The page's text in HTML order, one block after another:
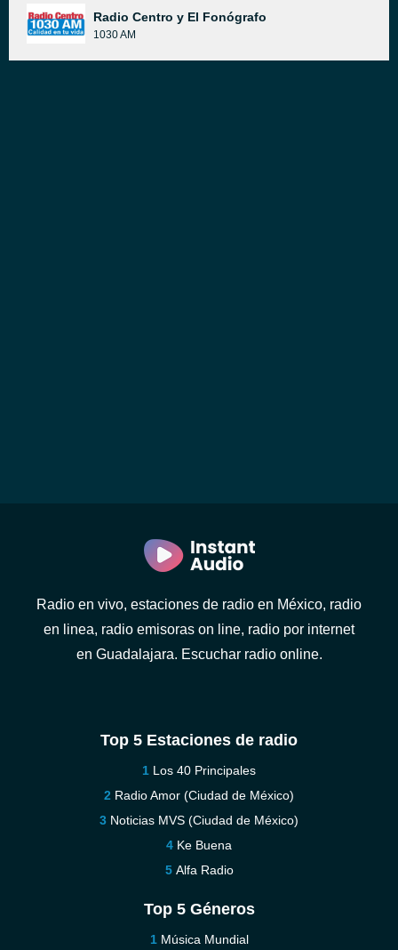
Radio Centro y El Fonógrafo
1030 AM
Radio en vivo, estaciones de radio en México, radio
en linea, radio emisoras on line, radio por internet
en Guadalajara. Escuchar radio online.
Top 5 Estaciones de radio
Los 40 Principales
Radio Amor (Ciudad de México)
Noticias MVS (Ciudad de México)
Ke Buena
Alfa Radio
Top 5 Géneros
Música Mundial